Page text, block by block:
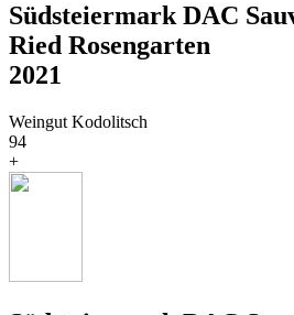
Südsteiermark DAC
Ried Rosengarten
2021
Weingut Kodolitsch
94
+